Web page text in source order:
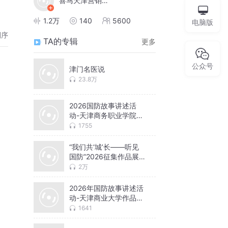
1.2万 140 5600
TA的专辑 更多
津门名医说
23.8万
2026国防故事讲述活
动-天津商务职业学院作
品合集
1755
“我们共‘城’长——听见
国防”2026征集作品展
示 2万
2026年国防故事讲述活
动-天津商业大学作品合
集 1641
电脑版
公众号